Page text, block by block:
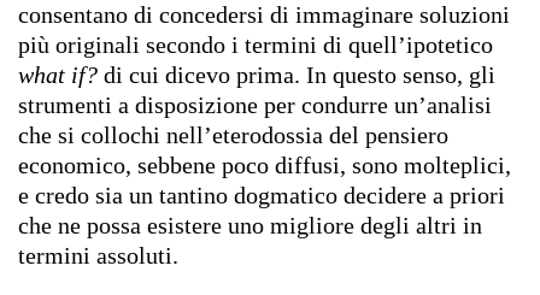
consentano di concedersi di immaginare soluzioni
più originali secondo i termini di quell’ipotetico
what if? di cui dicevo prima. In questo senso, gli
strumenti a disposizione per condurre un’analisi
che si collochi nell’eterodossia del pensiero
economico, sebbene poco diffusi, sono molteplici,
e credo sia un tantino dogmatico decidere a priori
che ne possa esistere uno migliore degli altri in
termini assoluti.